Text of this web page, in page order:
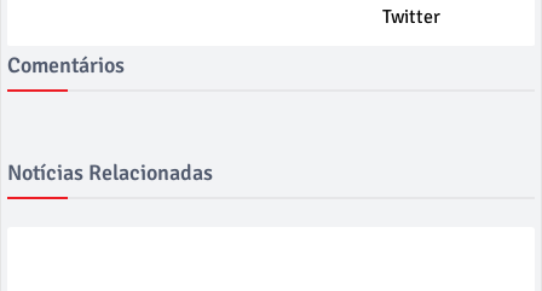
Twitter
Comentários
Notícias Relacionadas